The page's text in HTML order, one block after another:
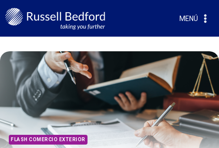
MENÚ
FLASH COMERCIO EXTERIOR